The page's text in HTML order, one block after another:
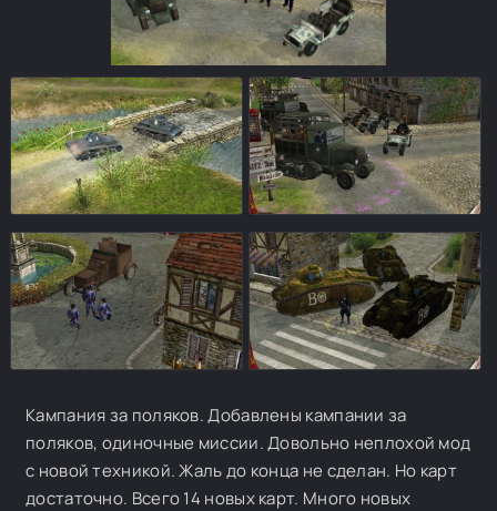
Кампания за поляков. Добавлены кампании за
поляков, одиночные миссии. Довольно неплохой мод
с новой техникой. Жаль до конца не сделан. Но карт
достаточно. Всего 14 новых карт. Много новых